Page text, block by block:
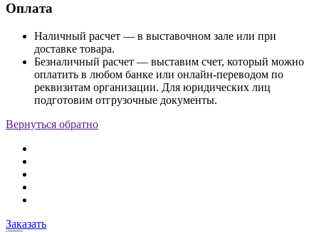
Оплата
Наличный расчет — в выставочном зале или при
доставке товара.
Безналичный расчет — выставим счет, который можно
оплатить в любом банке или онлайн-переводом по
реквизитам организации. Для юридических лиц
подготовим отгрузочные документы.
Вернуться обратно
Заказать